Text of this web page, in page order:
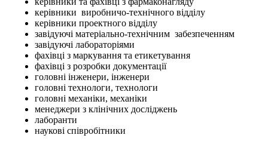
керівники виробничо-технічного відділу
керівники проектного відділу
завідуючі матеріально-технічним забезпеченням
завідуючі лабораторіями
фахівці з маркування та етикетування
фахівці з розробки документації
головні інженери, інженери
головні технологи, технологи
головні механіки, механіки
менеджери з клінічних досліджень
лаборанти
наукові співробітники